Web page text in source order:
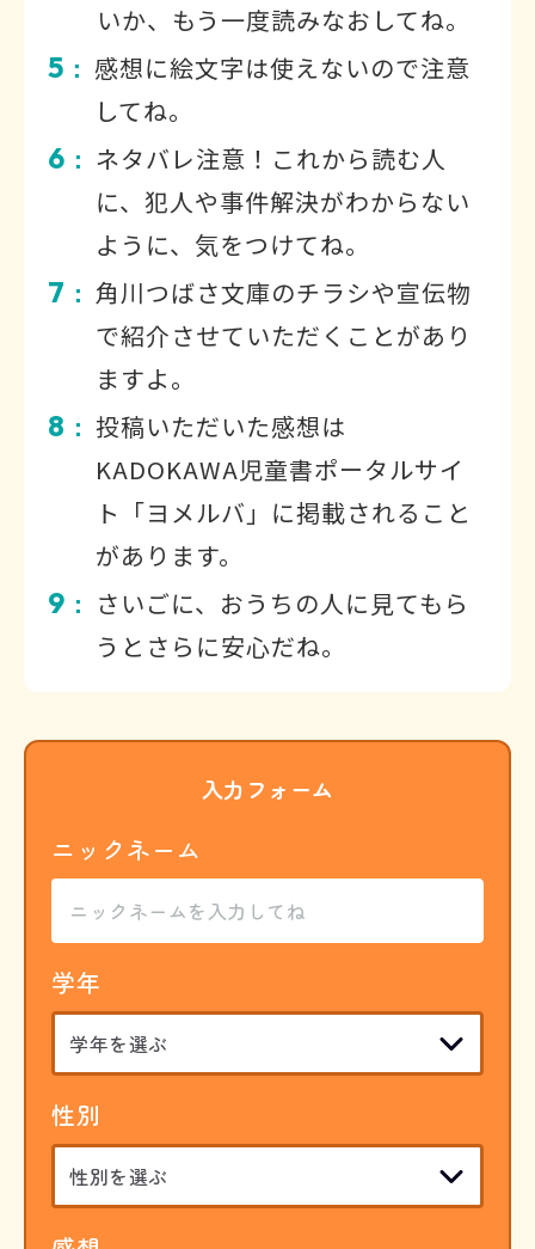
いか、もう一度読みなおしてね。
5 ： 感想に絵文字は使えないので注意
してね。
6 ： ネタバレ注意！これから読む人
に、犯人や事件解決がわからない
ように、気をつけてね。
7 ： 角川つばさ文庫のチラシや宣伝物
で紹介させていただくことがあり
ますよ。
8 ： 投稿いただいた感想は
KADOKAWA児童書ポータルサイ
ト「ヨメルバ」に掲載されること
があります。
9 ：
さいごに、おうちの人に見てもら
うとさらに安心だね。
入力フォーム
ニックネーム
学年
性別